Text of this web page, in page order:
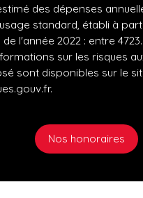
des dépenses
standard, établi à
l'année 2022 : entre
sur les risques
sont disponibles sur le
Nos honoraires